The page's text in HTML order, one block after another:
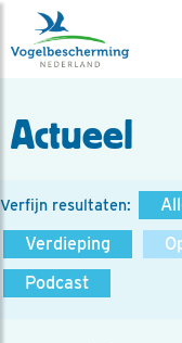
Actueel
Verfijn resultaten:
Verdieping
Podcast